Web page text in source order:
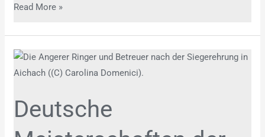
Read More »
Deutsche
Deutsche
Meisterschaften
Junioren
und